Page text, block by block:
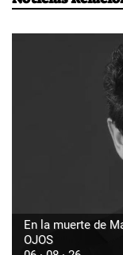
En la muerte de
OJOS